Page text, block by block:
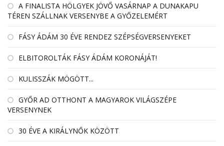
A FINALISTA HÖLGYEK JÖVŐ VASÁRNAP A DUNAKAPU
TÉREN SZÁLLNAK VERSENYBE A GYŐZELEMÉRT
FÁSY ÁDÁM 30 ÉVE RENDEZ SZÉPSÉGVERSENYEKET
ELBITOROLTÁK FÁSY ÁDÁM KORONÁJÁT!
KULISSZÁK MÖGÖTT...
GYŐR AD OTTHONT A MAGYAROK VILÁGSZÉPE
VERSENYNEK
30 ÉVE A KIRÁLYNŐK KÖZÖTT